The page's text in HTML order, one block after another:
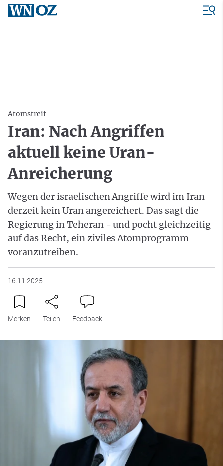
Atomstreit
Iran: Nach Angriffen
aktuell keine Uran-
Anreicherung
Wegen der israelischen Angriffe wird im Iran
derzeit kein Uran angereichert. Das sagt die
Regierung in Teheran - und pocht gleichzeitig
auf das Recht, ein ziviles Atomprogramm
voranzutreiben.
16.11.2025
Merken Teilen Feedback